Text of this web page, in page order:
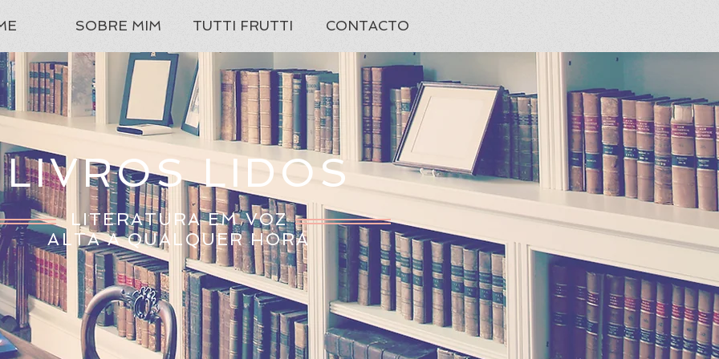
SOBRE MIM TUTTI FRUTTI CONTACTO
LIVROS LIDOS
LITERATURA EM VOZ
ALTA A QUALQUER HORA